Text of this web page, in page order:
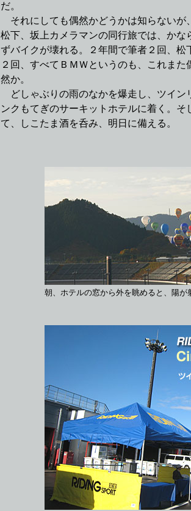
だ。
それにしても偶然かどうかは知らないが、
松下、坂上カメラマンの同行旅では、かな
ずバイクが壊れる。２年間で筆者２回、松
２回、すべてＢＭＷというのも、これまた
然か。
どしゃぶりの雨のなかを爆走し、ツイン
ンクもてぎのサーキットホテルに着く。そ
て、しこたま酒を呑み、明日に備える。
朝、ホテルの窓から外を眺めると、陽が